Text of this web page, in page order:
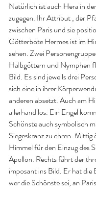
Natürlich ist auch Hera in
zugegen. Ihr Attribut , der
zwischen Paris und sie
Götterbote Hermes ist im
sehen. Zwei
Halbgöttern und Nymphen
Bild. Es sind jeweils drei
sich eine in ihrer
anderen absetzt. Auch am
allerhand los. Ein Engel
Schönste auch symbolisch
Siegeskranz zu ehren.
Himmel für den Einzug des
Apollon. Rechts fährt der
imposant ins Bild. Er hat die
wer die Schönste sei, an